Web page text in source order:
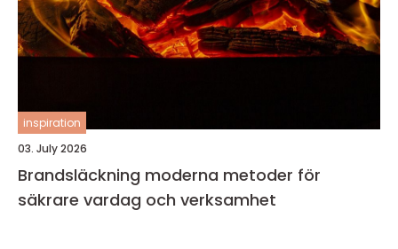
inspiration
03. July 2026
Brandsläckning moderna metoder för
säkrare vardag och verksamhet